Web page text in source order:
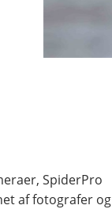
SpiderPro
af fotografer og